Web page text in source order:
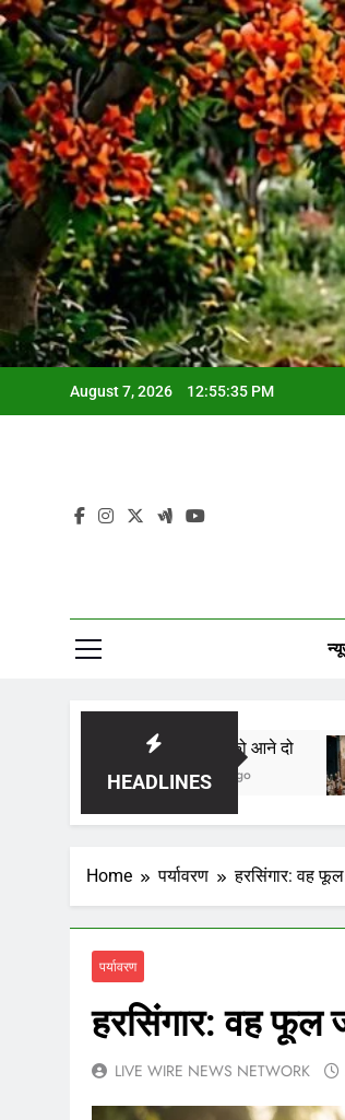
Skip
to
content
August 7, 2026 12:55:36 PM
HEADLINES
सावन को आने दो
1 Day Ago 1
Home पर्यावरण हरसिंगार: वह
पर्यावरण
हरसिंगार: वह फूल
LIVE WIRE NEWS NETWORK